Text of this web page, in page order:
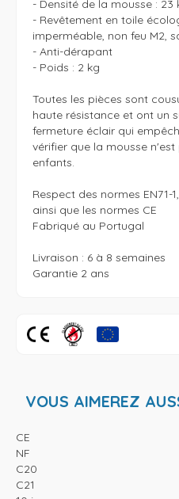
- Densité de la mousse : 23
- Revêtement en toile
imperméable, non feu M2,
- Anti-dérapant
- Poids : 2 kg
Toutes les pièces sont
haute résistance et ont un
fermeture éclair qui
vérifier que la mousse
enfants.
Respect des normes EN71-
ainsi que les normes CE
Fabriqué au Portugal
Livraison : 6 à 8 semaines
Garantie 2 ans
VOUS AIMEREZ
CE
NF
C20
C21